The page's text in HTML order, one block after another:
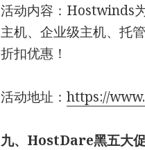
活动内容：Hostwinds
主机、企业级主机、托
折扣优惠！
活动地址：https://
九、HostDare黑五大